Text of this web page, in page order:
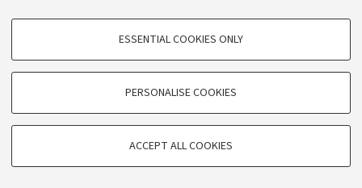
PROFILING COOKIES - OPTIONAL
Vimeo
TECHNICAL COOKIES - ESSENTIAL
limited to ensuring the correct operation of the website, saving browsing
ESSENTIAL COOKIES ONLY
PERSONALISE COOKIES
ACCEPT ALL COOKIES
Accessibility statement
Privacy policy and legal notes
Cookie Settings
©Copyright 2026 - ALMA MATER STUDIORUM - Università di
Bologna - Via Zamboni,33 - 40126Bologna - PI:
- CF:80007010376